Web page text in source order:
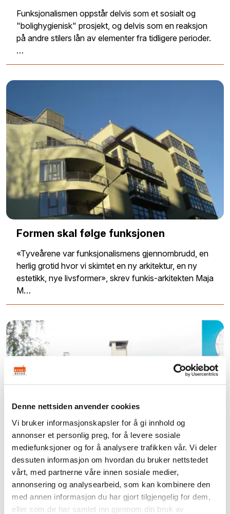
Denne nettsiden anvender cookies
Vi bruker informasjonskapsler for å gi innhold og
annonser et personlig preg, for å levere sosiale
mediefunksjoner og for å analysere trafikken vår. Vi deler
dessuten informasjon om hvordan du bruker nettstedet
vårt, med partnerne våre innen sosiale medier,
annonsering og analysearbeid, som kan kombinere den
med annen informasjon du har gjort tilgjengelig for dem,
eller som de har samlet inn gjennom din bruk av
Funksjonalismen oppstår delvis som et sosialt og
"bolighygienisk" prosjekt, og delvis som en reaksjon
på andre stilers lån av elementer fra tidligere perioder.
…
Formen skal følge funksjonen
«Tyveårene var funksjonalismens gjennombrudd, en
herlig grotid hvor vi skimtet en ny arkitektur, en ny
estetikk, nye livsformer», skrev funkis-arkitekten Maja
M…
Villa Korsmo
Fra utsiden ser Lille Frøensvei 14 ut som et hvilket
som helst funkishus fra 1930-tallet. Kikker man over